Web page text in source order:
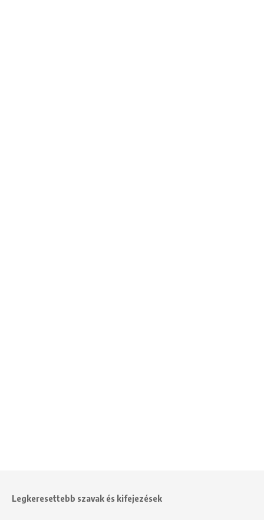
Legkeresettebb szavak és kifejezések